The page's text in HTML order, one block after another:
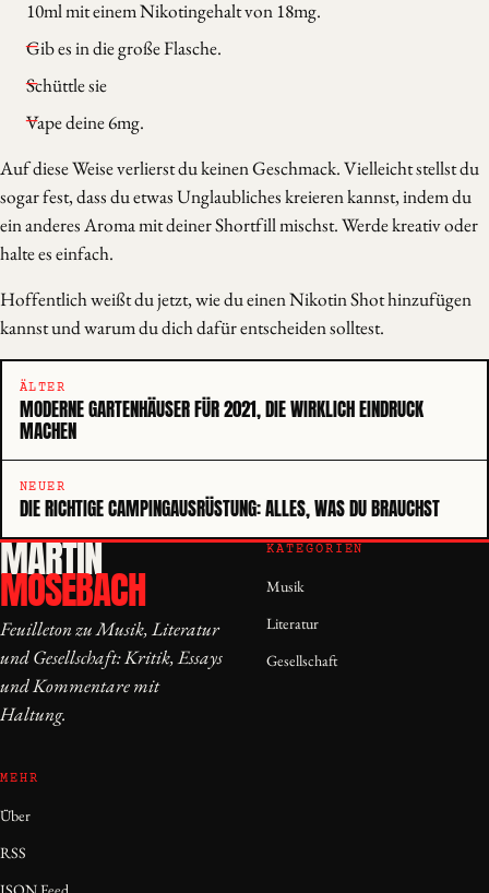
10ml mit einem Nikotingehalt von 18mg.
Gib es in die große Flasche.
Schüttle sie
Vape deine 6mg.
Auf diese Weise verlierst du keinen Geschmack. Vielleicht stellst du
sogar fest, dass du etwas Unglaubliches kreieren kannst, indem du
ein anderes Aroma mit deiner Shortfill mischst. Werde kreativ oder
halte es einfach.
Hoffentlich weißt du jetzt, wie du einen Nikotin Shot hinzufügen
kannst und warum du dich dafür entscheiden solltest.
ÄLTER
MODERNE GARTENHÄUSER FÜR 2021, DIE WIRKLICH EINDRUCK
MACHEN
NEUER
DIE RICHTIGE CAMPINGAUSRÜSTUNG: ALLES, WAS DU BRAUCHST
MARTIN
MOSEBACH
Feuilleton zu Musik, Literatur
und Gesellschaft: Kritik, Essays
und Kommentare mit
Haltung.
KATEGORIEN
Musik
Literatur
Gesellschaft
MEHR
Über
RSS